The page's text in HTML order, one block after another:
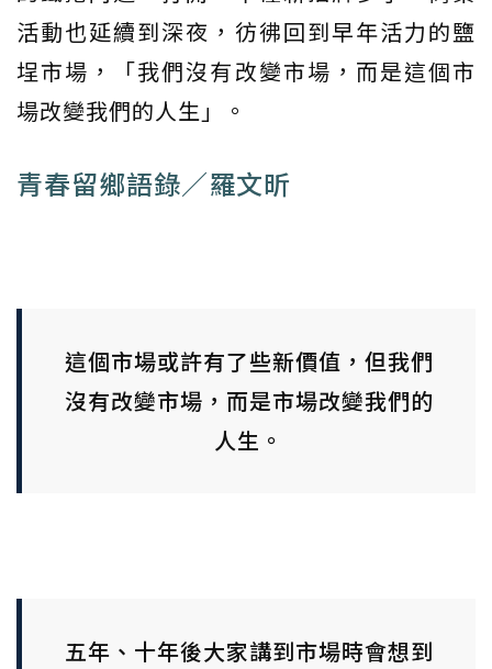
活動也延續到深夜，彷彿回到早年活力的鹽
埕市場，「我們沒有改變市場，而是這個市
場改變我們的人生」。
青春留鄉語錄／羅文昕
這個市場或許有了些新價值，但我們
沒有改變市場，而是市場改變我們的
人生。
五年、十年後大家講到市場時會想到